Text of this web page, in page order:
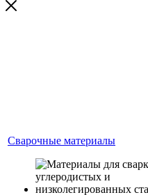
Сварочные материалы